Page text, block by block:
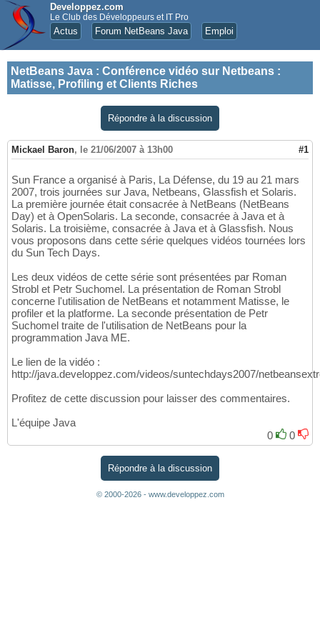
Developpez.com
Le Club des Développeurs et IT Pro
Actus Forum NetBeans Java Emploi
NetBeans Java : Conférence vidéo sur Netbeans :
Matisse, Profiling et Clients Riches
Répondre à la discussion
Mickael Baron, le 21/06/2007 à 13h00 #1
Sun France a organisé à Paris, La Défense, du 19 au 21 mars
2007, trois journées sur Java, Netbeans, Glassfish et Solaris.
La première journée était consacrée à NetBeans (NetBeans
Day) et à OpenSolaris. La seconde, consacrée à Java et à
Solaris. La troisième, consacrée à Java et à Glassfish. Nous
vous proposons dans cette série quelques vidéos tournées lors
du Sun Tech Days.
Les deux vidéos de cette série sont présentées par Roman
Strobl et Petr Suchomel. La présentation de Roman Strobl
concerne l'utilisation de NetBeans et notamment Matisse, le
profiler et la platforme. La seconde présentation de Petr
Suchomel traite de l'utilisation de NetBeans pour la
programmation Java ME.
Le lien de la vidéo :
http://java.developpez.com/videos/suntechdays2007/
Profitez de cette discussion pour laisser des commentaires.
L'équipe Java
0
0
Répondre à la discussion
© 2000-2026 - www.developpez.com